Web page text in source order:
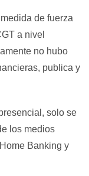
de fuerza
a nivel
no hubo
publica y
solo se
los medios
Banking y